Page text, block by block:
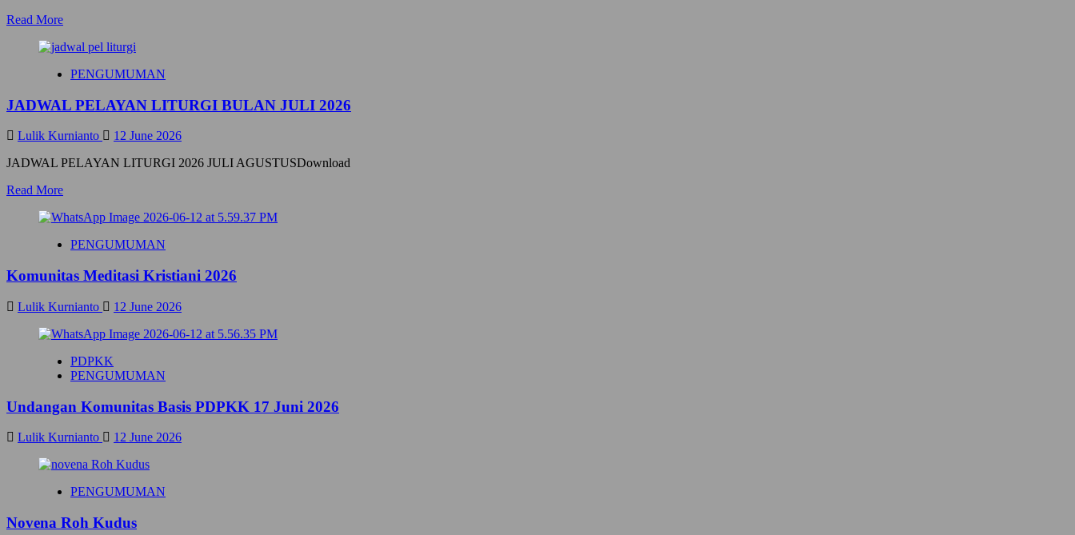
Read MoreR
a
m
r
a
o
t
I
T
N
A
H
U
G
R
S
PENGUMUMAN
JADWAL PELAYAN LITURGI BULAN JULI 2026
Lulik Kurnianto
12 June 2026
JADWAL PELAYAN LITURGI 2026 JULI AGUSTUSDownload
Read MoreR
a
m
r
a
o
D
A
P
Y
PENGUMUMAN
Komunitas Meditasi Kristiani 2026
Lulik Kurnianto 12 June 2026
PDPKK
PENGUMUMAN
Undangan Komunitas Basis PDPKK 17 Juni 2026
Lulik Kurnianto 12 June 2026
PENGUMUMAN
Novena Roh Kudus